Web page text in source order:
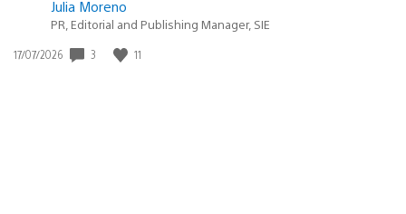
Julia Moreno
PR, Editorial and Publishing Manager, SIE
Data
17/07/2026 3 11